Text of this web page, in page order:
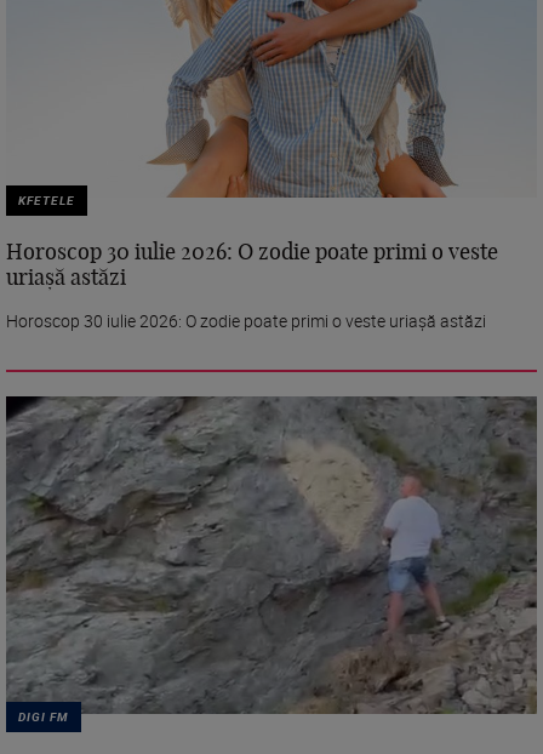
KFETELE
Horoscop 30 iulie 2026: O zodie poate primi o veste
uriașă astăzi
Horoscop 30 iulie 2026: O zodie poate primi o veste uriașă astăzi
DIGI FM